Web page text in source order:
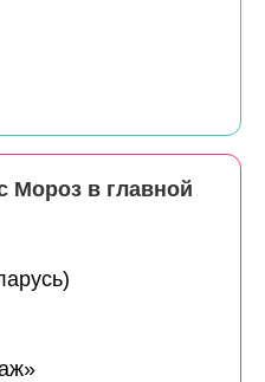
Мороз в главной